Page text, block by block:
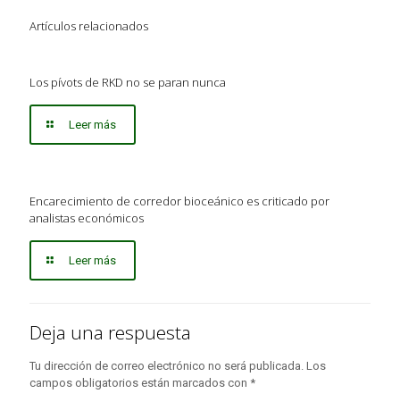
Artículos relacionados
Los pívots de RKD no se paran nunca
Leer más
Encarecimiento de corredor bioceánico es criticado por
analistas económicos
Leer más
Deja una respuesta
Tu dirección de correo electrónico no será publicada. Los
campos obligatorios están marcados con *